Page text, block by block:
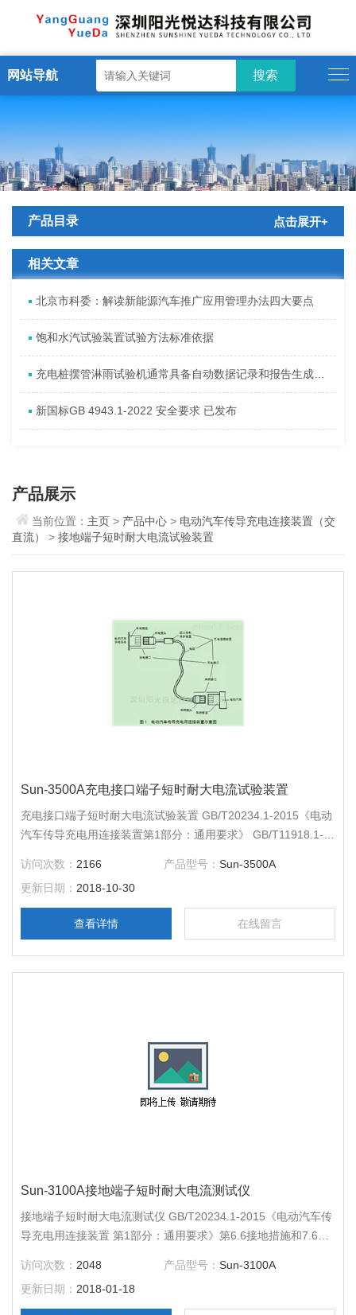
网站导航
产品目录 点击展开+
相关文章
北京市科委：解读新能源汽车推广应用管理办法四大要点
饱和水汽试验装置试验方法标准依据
充电桩摆管淋雨试验机通常具备自动数据记录和报告生成的功能
新国标GB 4943.1-2022 安全要求 已发布
产品展示
当前位置： 主页> 产品中心> 电动汽车传导充电连接装置（交
直流）
>接地端子短时耐大电流试验装置
Sun-3500A充电接口端子短时耐大电流试验装置
充电接口端子短时耐大电流试验装置 GB/T20234.1-2015《电动
汽车传导充电用连接装置第1部分：通用要求》 GB/T11918.1-
GB/T18487.1-2015《电动车辆传导充电系统一般要求》
访问次数： 2166 产品型号：Sun-3500A
更新日期： 2018-10-30
查看详情 在线留言
Sun-3100A接地端子短时耐大电流测试仪
接地端子短时耐大电流测试仪 GB/T20234.1-2015《电动汽车传
导充电用连接装置 第1部分：通用要求》第6.6接地措施和7.6接
访问次数： 2048 产品型号：Sun-3100A
更新日期： 2018-01-18